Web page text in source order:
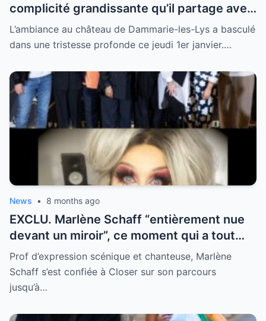
complicité grandissante qu’il partage avec
Anouk
L’ambiance au château de Dammarie-les-Lys a basculé
dans une tristesse profonde ce jeudi 1er janvier.…
News • 8 months ago
EXCLU. Marlène Schaff “entièrement nue
devant un miroir”, ce moment qui a tout
changé pour elle
Prof d’expression scénique et chanteuse, Marlène
Schaff s’est confiée à Closer sur son parcours
jusqu’à…